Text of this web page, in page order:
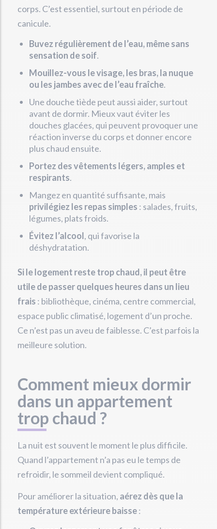
corps. C’est essentiel, surtout en période de
canicule.
Buvez régulièrement de l’eau, même sans
sensation de soif.
Mouillez-vous le visage, les bras, la nuque
ou les jambes avec de l’eau fraîche.
Une douche tiède peut aussi aider, surtout
avant de dormir. Mieux vaut éviter les
douches glacées, qui peuvent provoquer une
réaction inverse du corps et donner encore
plus chaud ensuite.
Portez des vêtements légers, amples et
respirants.
Mangez en quantité suffisante, mais
privilégiez les repas simples : salades, fruits,
légumes, plats froids.
Évitez l’alcool, qui favorise la
déshydratation.
Si le logement reste trop chaud, il peut être
utile de passer quelques heures dans un lieu
frais : bibliothèque, cinéma, centre commercial,
espace public climatisé, logement d’un proche.
Ce n’est pas un aveu de faiblesse. C’est parfois la
meilleure solution.
Comment mieux dormir
dans un appartement
trop chaud ?
La nuit est souvent le moment le plus difficile.
Quand l’appartement n’a pas eu le temps de
refroidir, le sommeil devient compliqué.
Pour améliorer la situation, aérez dès que la
température extérieure baisse: